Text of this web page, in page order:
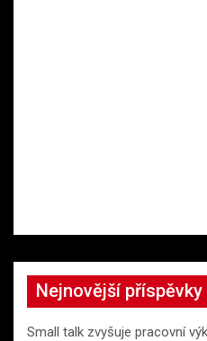
Nejnovější příspěvky
Small talk zvyšuje pracovní